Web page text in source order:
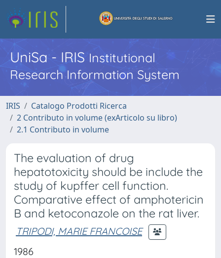
UniSa - IRISInstitutional
Research Information System
IRIS
Catalogo Prodotti Ricerca
2 Contributo in volume (exArticolo su libro)
2.1 Contributo in volume
The evaluation of drug
hepatotoxicity should be include the
study of kupffer cell function.
Comparative effect of amphotericin
B and ketoconazole on the rat liver.
TRIPODI, MARIE FRANCOISE
1986